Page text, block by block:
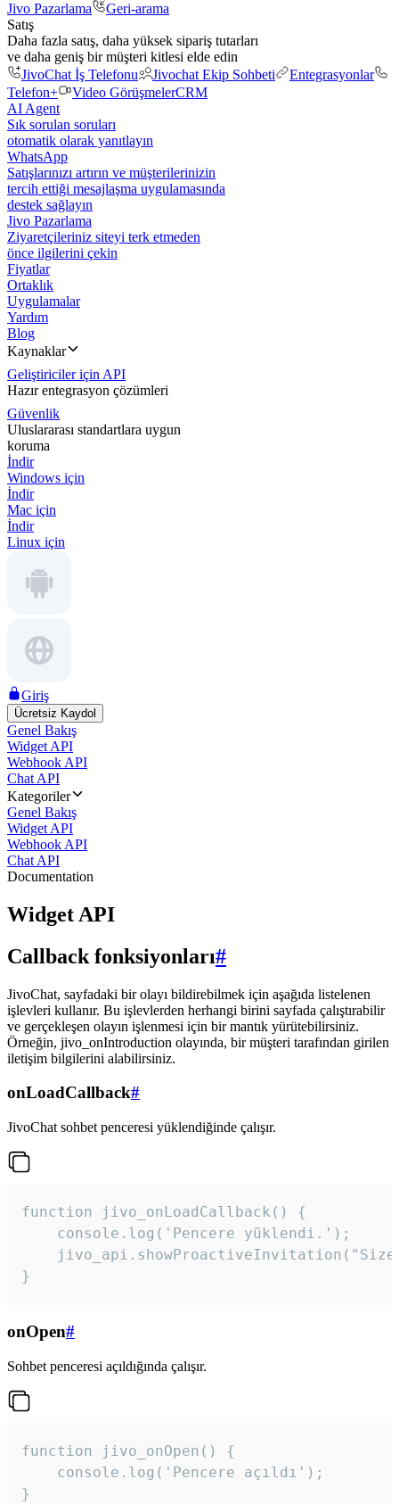
Jivo Pazarlama
Geri-arama
Satış
Daha fazla satış, daha yüksek sipariş tutarları
ve daha geniş bir müşteri kitlesi elde edin
JivoChat İş Telefonu
Jivochat Ekip Sohbeti
Entegrasyonlar
Telefon+
Video GörüşmelerCRM
AI Agent
Sık sorulan soruları
otomatik olarak yanıtlayın
WhatsApp
Satışlarınızı artırın ve müşterilerinizin
tercih ettiği mesajlaşma uygulamasında
destek sağlayın
Jivo Pazarlama
Ziyaretçileriniz siteyi terk etmeden
önce ilgilerini çekin
Fiyatlar
Ortaklık
Uygulamalar
Yardım
Blog
Kaynaklar
Geliştiriciler için API
Hazır entegrasyon çözümleri
Güvenlik
Uluslararası standartlara uygun
koruma
İndir
Windows için
İndir
Mac için
İndir
Linux için
Giriş
Ücretsiz Kaydol
Genel Bakış
Widget API
Webhook API
Chat API
Kategoriler
Genel Bakış
Widget API
Webhook API
Chat API
Documentation
Widget API
Callback fonksiyonları#
JivoChat, sayfadaki bir olayı bildirebilmek için aşağıda listelenen
işlevleri kullanır. Bu işlevlerden herhangi birini sayfada çalıştırabilir
ve gerçekleşen olayın işlenmesi için bir mantık yürütebilirsiniz.
Örneğin, jivo_onIntroduction olayında, bir müşteri tarafından girilen
iletişim bilgilerini alabilirsiniz.
onLoadCallback#
JivoChat sohbet penceresi yüklendiğinde çalışır.
function jivo_onLoadCallback() {
    console.log('Pencere yüklendi.');
}
onOpen#
Sohbet penceresi açıldığında çalışır.
function jivo_onOpen() {
    console.log('Pencere açıldı');
}